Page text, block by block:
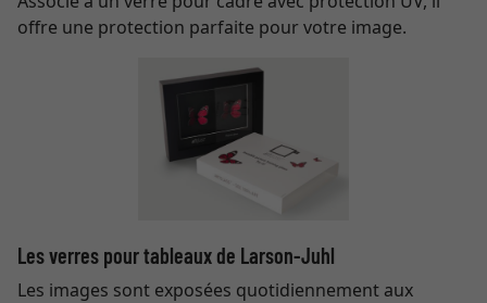
offre une protection parfaite pour votre image.
Les verres pour tableaux de Larson-Juhl
Les images sont exposées quotidiennement aux